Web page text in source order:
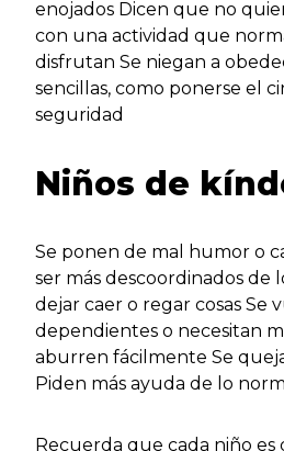
enojados Dicen que no
con una actividad que
disfrutan Se niegan a
sencillas, como ponerse el
seguridad
Niños de
Se ponen de mal humor o
ser más descoordinados de
dejar caer o regar cosas Se
dependientes o necesitan
aburren fácilmente Se
Piden más ayuda de lo
Recuerda que cada niño es